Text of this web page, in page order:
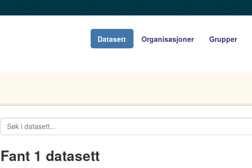
Datasett Organisasjoner Grupper
Fant 1 datasett